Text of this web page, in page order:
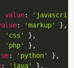
value:
: 'markup' } ,
'css' } ,
'php' } ,
: 'python' } ,
: 'java' } ,